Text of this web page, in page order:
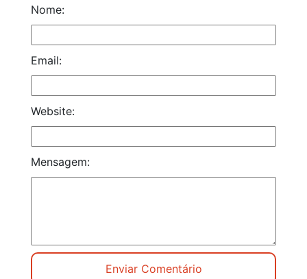
Nome:
Email:
Website:
Mensagem: